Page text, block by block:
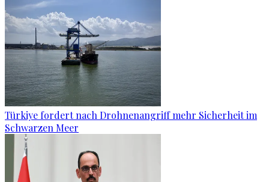
Türkiye fordert nach Drohnenangriff mehr Sicherheit im
Schwarzen Meer